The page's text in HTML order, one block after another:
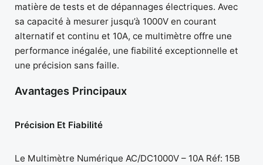
matière de tests et de dépannages électriques. Avec
sa capacité à mesurer jusqu’à 1000V en courant
alternatif et continu et 10A, ce multimètre offre une
performance inégalée, une fiabilité exceptionnelle et
une précision sans faille.
Avantages Principaux
Précision Et Fiabilité
Le Multimètre Numérique AC/DC1000V – 10A Réf: 15B